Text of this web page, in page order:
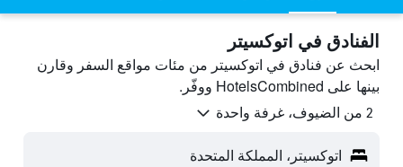
الفنادق في اتوكسيتر
ابحث عن فنادق في اتوكسيتر من مئات مواقع السفر وقارن
بينها على HotelsCombined ووفّر.
2 من الضيوف، غرفة واحدة
اتوكسيتر، المملكة المتحدة